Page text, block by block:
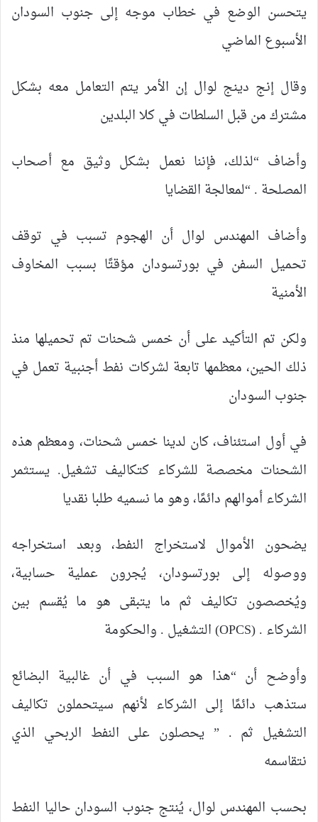
يتحسن الوضع في خطاب موجه إلى جنوب السودان
الأسبوع الماضي
وقال إنج دينج لوال إن الأمر يتم التعامل معه بشكل
مشترك من قبل السلطات في كلا البلدين
وأضاف “لذلك، فإننا نعمل بشكل وثيق مع أصحاب
المصلحة . “لمعالجة القضايا
وأضاف المهندس لوال أن الهجوم تسبب في توقف
تحميل السفن في بورتسودان مؤقتًا بسبب المخاوف
الأمنية
ولكن تم التأكيد على أن خمس شحنات تم تحميلها منذ
ذلك الحين، معظمها تابعة لشركات نفط أجنبية تعمل في
جنوب السودان
في أول استئناف، كان لدينا خمس شحنات، ومعظم هذه
الشحنات مخصصة للشركاء كتكاليف تشغيل. يستثمر
الشركاء أموالهم دائمًا، وهو ما نسميه طلبا نقديا
يضحون الأموال لاستخراج النفط، وبعد استخراجه
ووصوله إلى بورتسودان، يُجرون عملية حسابية،
ويُخصصون تكاليف ثم ما يتبقى هو ما يُقسم بين
الشركاء . (OPCS) التشغيل . والحكومة
وأوضح أن “هذا هو السبب في أن غالبية البضائع
ستذهب دائمًا إلى الشركاء لأنهم سيتحملون تكاليف
التشغيل ثم . ” يحصلون على النفط الربحي الذي
نتقاسمه
بحسب المهندس لوال، يُنتج جنوب السودان حاليا النفط